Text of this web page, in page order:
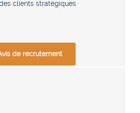
clients stratégiques
de recrutement